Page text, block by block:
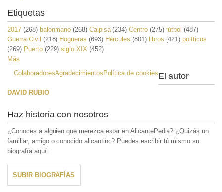
Etiquetas
2017 (268) balonmano (268) Calpisa (234) Centro (275) fútbol (487)
Guerra Civil (218) Hogueras (693) Hércules (801) libros (421) políticos
(269) Puerto (229) siglo XIX (452)
Más
ColaboradoresAgradecimientos Política de cookiesEl autor
DAVID RUBIO
Haz historia con nosotros
¿Conoces a alguien que merezca estar en AlicantePedia? ¿Quizás un
familiar, amigo o conocido alicantino? Puedes escribir tú mismo su
biografía aquí:
SUBIR BIOGRAFÍAS